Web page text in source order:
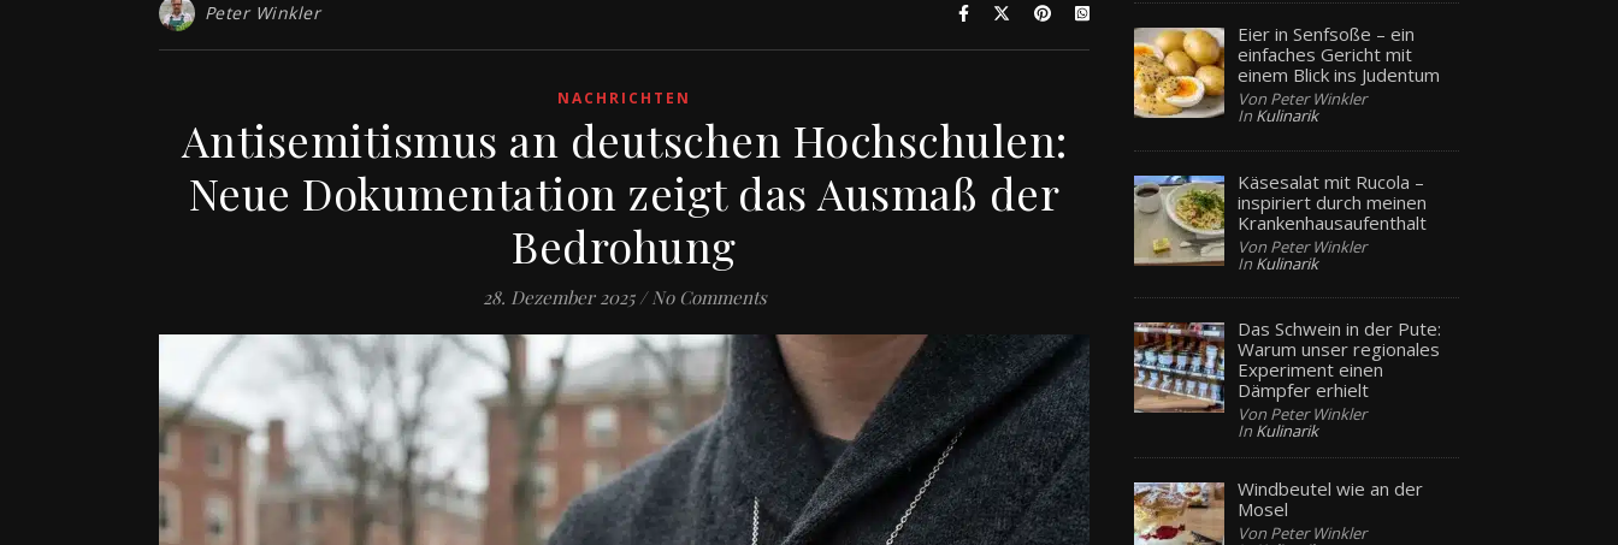
Peter Winkler
NACHRICHTEN
Antisemitismus an deutschen Hochschulen:
Neue Dokumentation zeigt das Ausmaß der
Bedrohung
28. Dezember 2025 / No Comments
Eier in Senfsoße – ein
einfaches Gericht mit
einem Blick ins Judentum
Von Peter Winkler
In Kulinarik
Käsesalat mit Rucola –
inspiriert durch meinen
Krankenhausaufenthalt
Von Peter Winkler
In Kulinarik
Das Schwein in der Pute:
Warum unser regionales
Experiment einen
Dämpfer erhielt
Von Peter Winkler
In Kulinarik
Windbeutel wie an der
Mosel
Von Peter Winkler